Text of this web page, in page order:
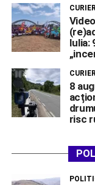
Iulia:
8
risc